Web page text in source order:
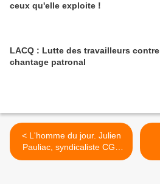
ceux qu'elle exploite !
LACQ : Lutte des travailleurs contre
chantage patronal
< L'homme du jour. Julien
Pauliac, syndicaliste CGT
du Puy-de-Dôme